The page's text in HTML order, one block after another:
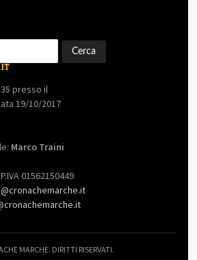
presso il
19/10/2017
Marco Traini
01562150449
MARCHE. DIRITTI RISERVATI.